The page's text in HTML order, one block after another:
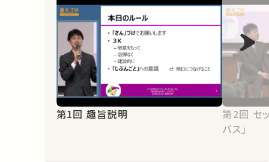
第1回 趣旨説明
第2回 セッション1「あらためて、シラ
バス」